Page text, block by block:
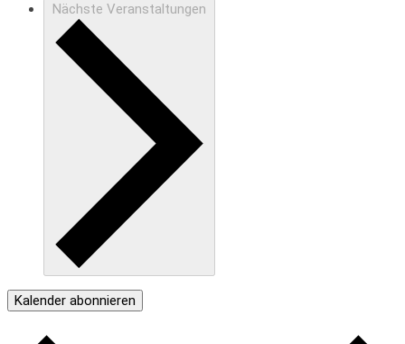
Nächste Veranstaltungen
Kalender abonnieren